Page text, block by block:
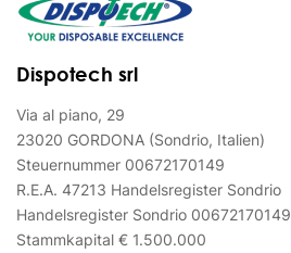
Dispotech srl
Via al piano, 29
23020 GORDONA (Sondrio, Italien)
Steuernummer 00672170149
R.E.A. 47213 Handelsregister Sondrio
Handelsregister Sondrio 00672170149
Stammkapital € 1.500.000